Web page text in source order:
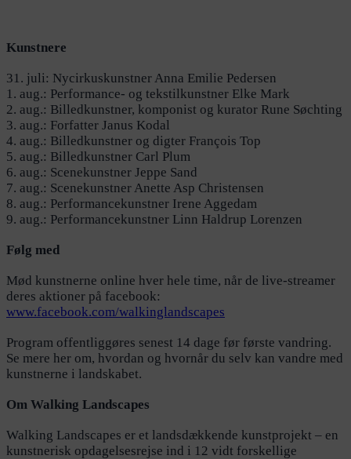
Kunstnere
31. juli: Nycirkuskunstner Anna Emilie Pedersen
1. aug.: Performance- og tekstilkunstner Elke Mark
2. aug.: Billedkunstner, komponist og kurator Rune Søchting
3. aug.: Forfatter Janus Kodal
4. aug.: Billedkunstner og digter François Top
5. aug.: Billedkunstner Carl Plum
6. aug.: Scenekunstner Jeppe Sand
7. aug.: Scenekunstner Anette Asp Christensen
8. aug.: Performancekunstner Irene Aggedam
9. aug.: Performancekunstner Linn Haldrup Lorenzen
Følg med
Mød kunstnerne online hver hele time, når de live-streamer
deres aktioner på facebook:
www.facebook.com/walkinglandscapes
Program offentliggøres senest 14 dage før første vandring.
Se mere her om, hvordan og hvornår du selv kan vandre med
kunstnerne i landskabet.
Om Walking Landscapes
Walking Landscapes er et landsdækkende kunstprojekt – en
kunstnerisk opdagelsesrejse ind i 12 vidt forskellige